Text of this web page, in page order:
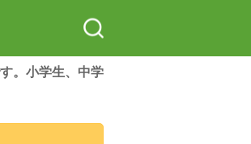
。小学生、中学